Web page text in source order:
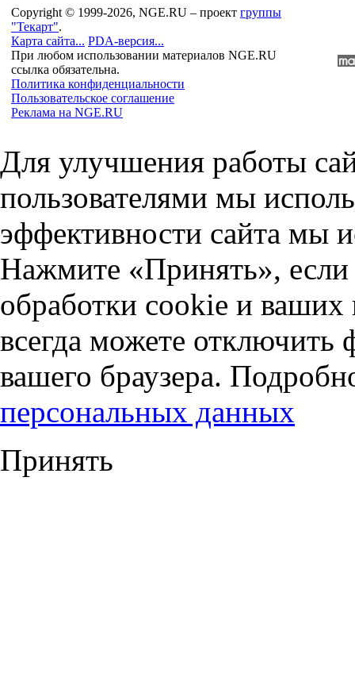
Copyright © 1999-2026, NGE.RU – проект группы
"Текарт".
Карта сайта... PDA-версия...
При любом использовании материалов NGE.RU
ссылка обязательна.
Политика конфиденциальности
Пользовательское соглашение
Реклама на NGE.RU
Для улучшения работы
пользователями мы
эффективности сайта мы
Нажмите «Принять», если
обработки cookie и
всегда можете отключить
вашего браузера.
персональных данных
Принять